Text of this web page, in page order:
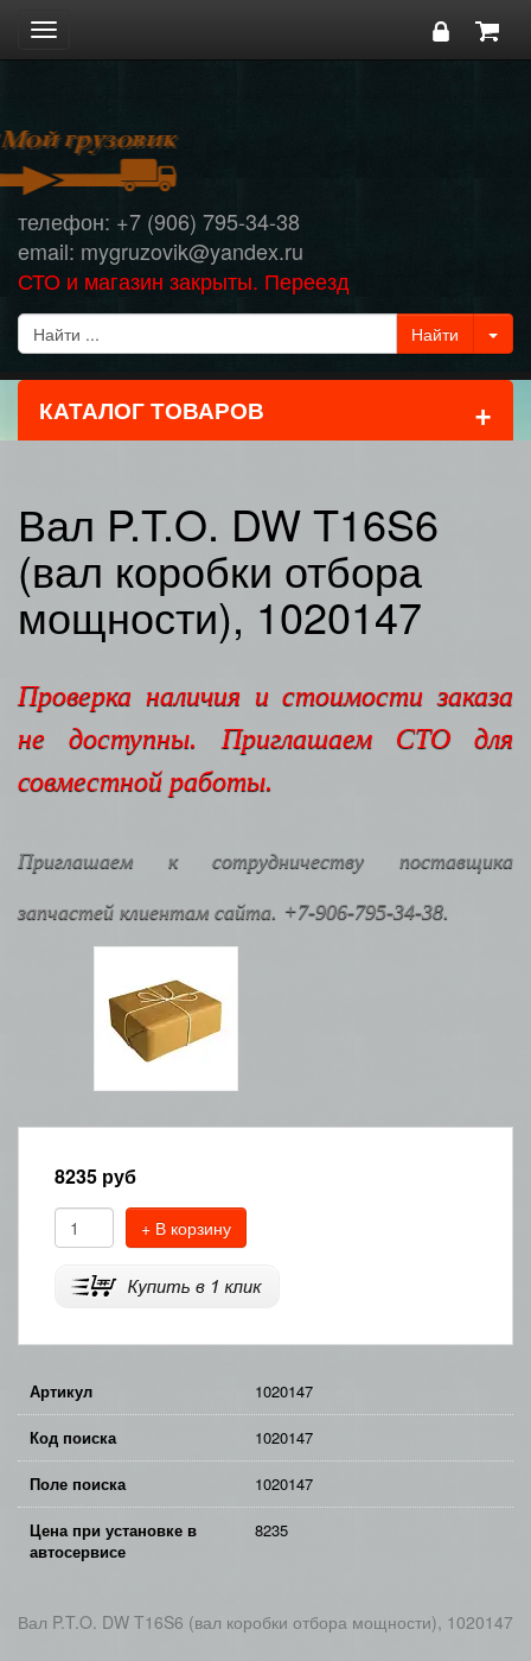
Toggle
navigation
телефон: +7 (906) 795-34-38
email: mygruzovik@yandex.ru
СТО и магазин закрыты. Переезд
КАТАЛОГ ТОВАРОВ +
Вал P.T.O. DW T16S6
(вал коробки отбора
мощности), 1020147
Проверка наличия и стоимости заказа
не доступны. Приглашаем СТО для
совместной работы.
Приглашаем к сотрудничеству поставщика
запчастей клиентам сайта. +7-906-795-34-38.
8235 руб
+ В корзину
Артикул 1020147
Код поиска 1020147
Поле поиска 1020147
Цена при установке в
автосервисе
8235
Вал P.T.O. DW T16S6 (вал коробки отбора мощности), 1020147